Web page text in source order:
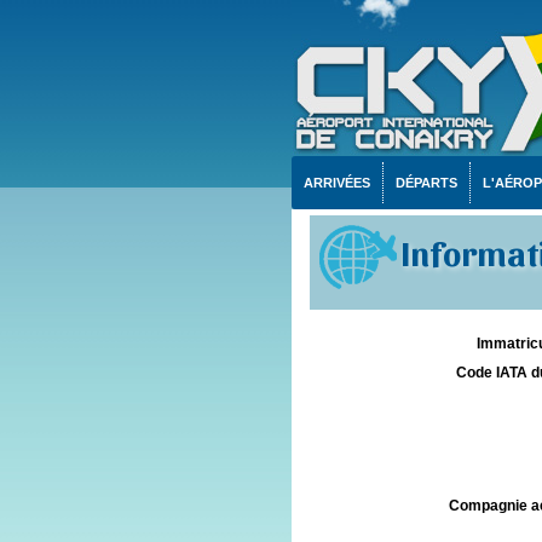
ARRIVÉES DÉPARTS
Code IATA
Compagnie